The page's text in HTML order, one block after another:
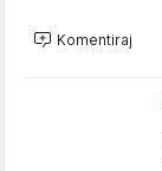
Komentiraj